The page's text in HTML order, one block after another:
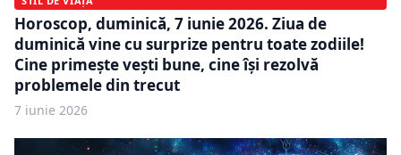
Horoscop, duminică, 7 iunie 2026. Ziua de
duminică vine cu surprize pentru toate zodiile!
Cine primește vești bune, cine își rezolvă
problemele din trecut
7 iunie 2026